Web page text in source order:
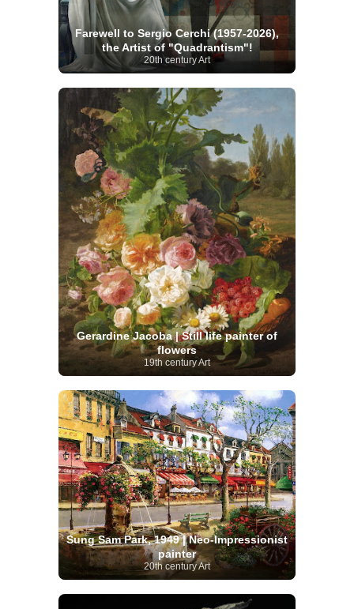
Farewell to Sergio Cerchi (1957-2026),
the Artist of "Quadrantism"!
20th century Art
Gerardine Jacoba | Still life painter of
flowers
19th century Art
Sung Sam Park, 1949 | Neo-Impressionist
painter
20th century Art